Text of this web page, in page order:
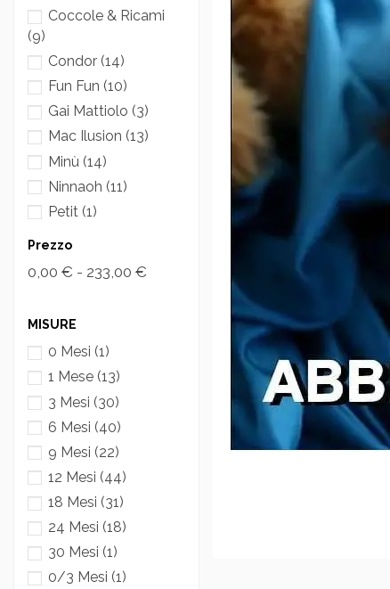
Coccole & Ricami
(9)
Condor (14)
Fun Fun (10)
Gai Mattiolo (3)
Mac Ilusion (13)
Minù (14)
Ninnaoh (11)
Petit (1)
Prezzo
0,00 € - 233,00 €
MISURE
0 Mesi (1)
1 Mese (13)
3 Mesi (30)
6 Mesi (40)
9 Mesi (22)
12 Mesi (44)
18 Mesi (31)
24 Mesi (18)
30 Mesi (1)
0/3 Mesi (1)